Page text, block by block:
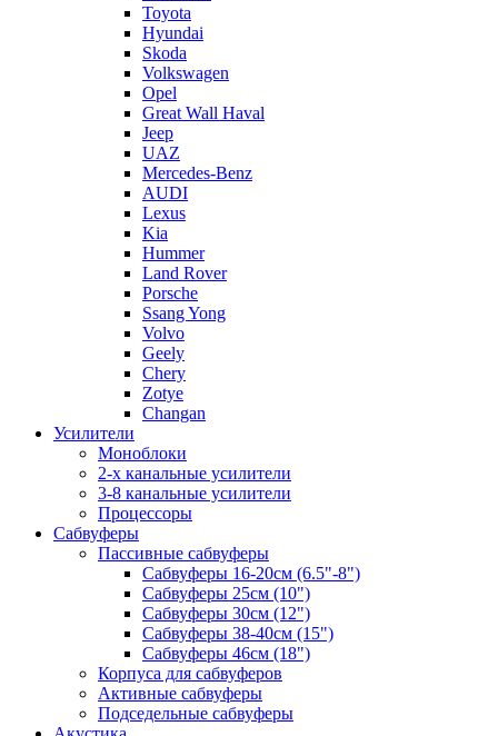
Toyota
Hyundai
Skoda
Volkswagen
Opel
Great Wall Haval
Jeep
UAZ
Mercedes-Benz
AUDI
Lexus
Kia
Hummer
Land Rover
Porsche
Ssang Yong
Volvo
Geely
Chery
Zotye
Changan
Усилители
Моноблоки
2-х канальные усилители
3-8 канальные усилители
Процессоры
Сабвуферы
Пассивные сабвуферы
Сабвуферы 16-20см (6.5"-8")
Сабвуферы 25см (10")
Сабвуферы 30см (12")
Сабвуферы 38-40см (15")
Сабвуферы 46см (18")
Корпуса для сабвуферов
Активные сабвуферы
Подседельные сабвуферы